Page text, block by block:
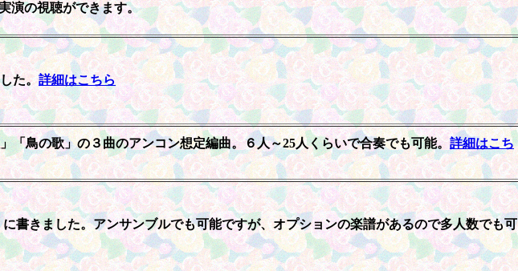
演の視聴ができます。
た。詳細はこちら
「鳥の歌」の３曲のアンコン想定編曲。６人～25人くらいで合奏でも可能。詳細はこち
書きました。アンサンブルでも可能ですが、オプションの楽譜があるので多人数でも可